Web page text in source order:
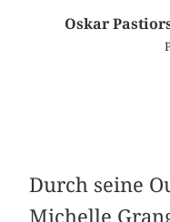
Oskar
Durch seine
Michelle